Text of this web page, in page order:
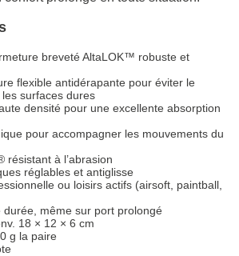
breveté AltaLOK™ robuste et
flexible antidérapante pour éviter le
surfaces dures
densité pour une excellente absorption
pour accompagner les mouvements du
résistant à l’abrasion
réglables et antiglisse
ou loisirs actifs (airsoft, paintball,
durée, même sur port prolongé
18 × 12 × 6 cm
g la paire